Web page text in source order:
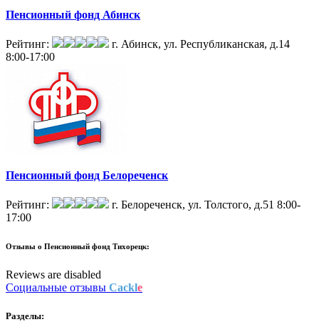
Пенсионный фонд Абинск
Рейтинг:
г. Абинск, ул. Республиканская, д.14
8:00-17:00
Пенсионный фонд Белореченск
Рейтинг: г. Белореченск, ул. Толстого, д.51 8:00-
17:00
Отзывы о Пенсионный фонд Тихорецк:
Reviews are disabled
Социальные отзывы Cackle
Разделы: